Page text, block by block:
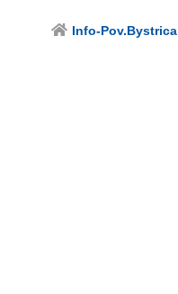
Info-Pov.Bystrica